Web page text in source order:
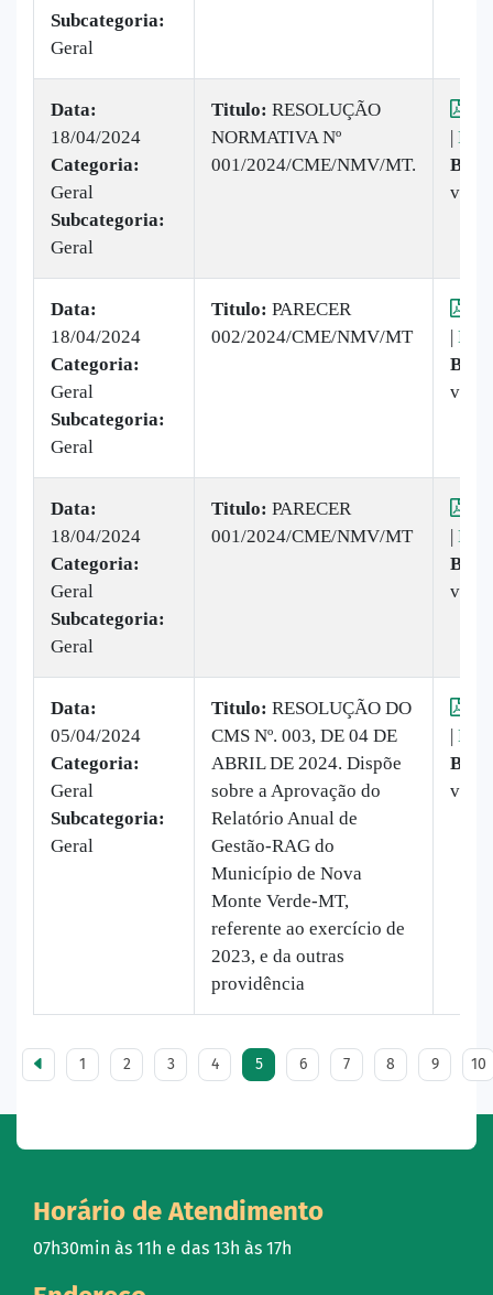
Subcategoria:
Geral
Data:
18/04/2024
Categoria:
Geral
Subcategoria:
Geral
Titulo: ​RESOLUÇÃO
NORMATIVA Nº
001/2024/CME/NMV/MT.
|
vez
Data:
18/04/2024
Categoria:
Geral
Subcategoria:
Geral
Titulo: PARECER
002/2024/CME/NMV/MT
|
vezes
Data:
18/04/2024
Categoria:
Geral
Subcategoria:
Geral
Titulo: PARECER
001/2024/CME/NMV/MT
|
vezes
Data:
05/04/2024
Categoria:
Geral
Subcategoria:
Geral
Titulo: RESOLUÇÃO DO
CMS Nº. 003, DE 04 DE
ABRIL DE 2024. Dispõe
sobre a Aprovação do
Relatório Anual de
Gestão-RAG do
Município de Nova
Monte Verde-MT,
referente ao exercício de
2023, e da outras
providência
|
vezes
1 2 3 4 5 6 7 8 9 10
Horário de Atendimento
07h30min às 11h e das 13h às 17h